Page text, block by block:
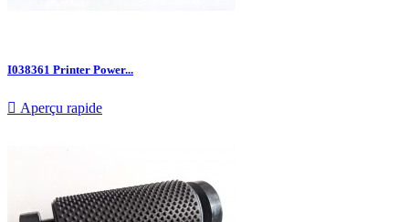
I038361 Printer Power...
 Aperçu rapide